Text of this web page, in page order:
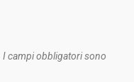
I campi obbligatori sono